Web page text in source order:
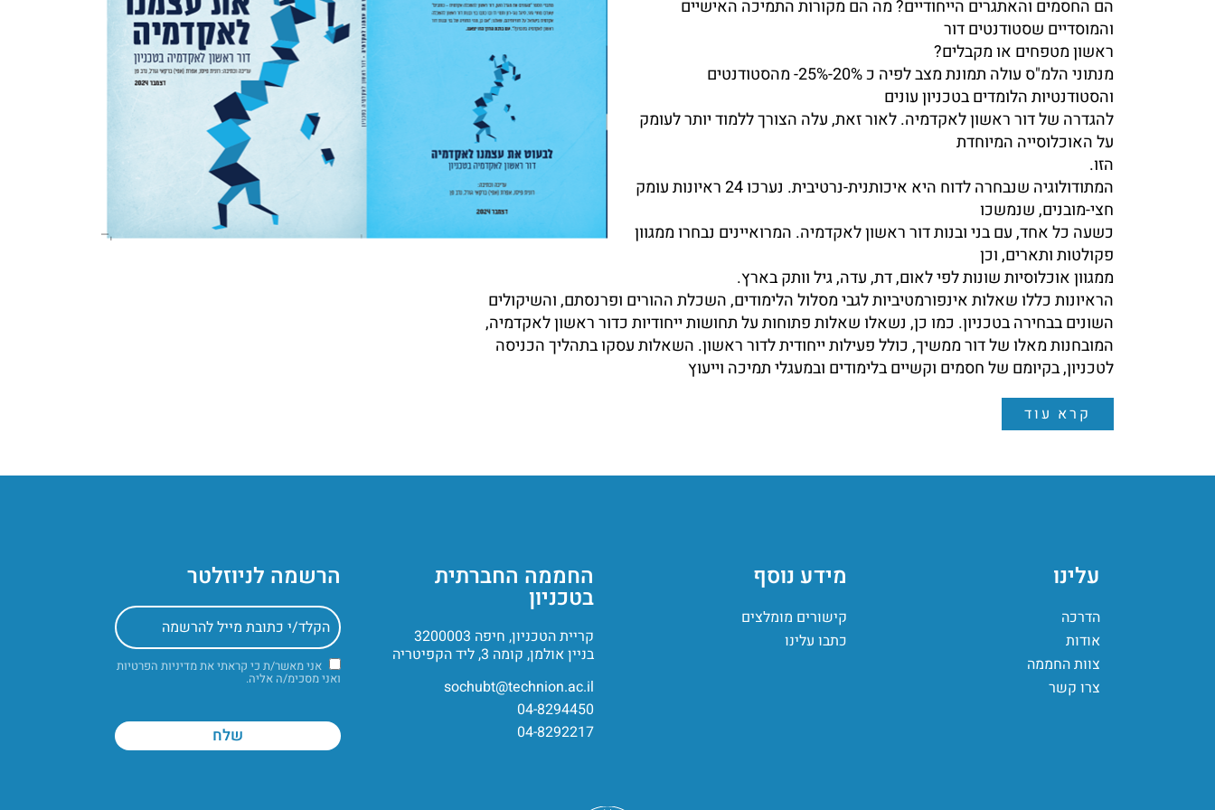
הם החסמים והאתגרים הייחודיים? מה הם מקורות התמיכה האישיים
והמוסדיים שסטודנטים דור
ראשון מטפחים או מקבלים?
מנתוני הלמ"ס עולה תמונת מצב לפיה כ 20%-25%- מהסטודנטים
והסטודנטיות הלומדים בטכניון עונים
להגדרה של דור ראשון לאקדמיה. לאור זאת, עלה הצורך ללמוד יותר לעומק
על האוכלוסייה המיוחדת
הזו.
המתודולוגיה שנבחרה לדוח היא איכותנית-נרטיבית. נערכו 24 ראיונות עומק
חצי-מובנים, שנמשכו
כשעה כל אחד, עם בני ובנות דור ראשון לאקדמיה. המרואיינים נבחרו ממגוון
פקולטות ותארים, וכן
ממגוון אוכלוסיות שונות לפי לאום, דת, עדה, גיל וותק בארץ.
הראיונות כללו שאלות אינפורמטיביות לגבי מסלול הלימודים, השכלת ההורים ופרנסתם, והשיקולים
השונים בבחירה בטכניון. כמו כן, נשאלו שאלות פתוחות על תחושות ייחודיות כדור ראשון לאקדמיה,
המובחנות מאלו של דור ממשיך, כולל פעילות ייחודית לדור ראשון. השאלות עסקו בתהליך הכניסה
לטכניון, בקיומם של חסמים וקשיים בלימודים ובמעגלי תמיכה וייעוץ
קרא עוד
עלינו
הדרכה
אודות
צוות החממה
צרו קשר
מידע נוסף
קישורים מומלצים
כתבו עלינו
החממה החברתית
בטכניון
קריית הטכניון, חיפה 3200003
בניין אולמן, קומה 3, ליד הקפיטריה
sochubt@technion.ac.il
04-8294450
04-8292217
הרשמה לניוזלטר
אני מאשר/ת כי קראתי אתמדיניות הפרטיות
ואני מסכימ/ה אליה.